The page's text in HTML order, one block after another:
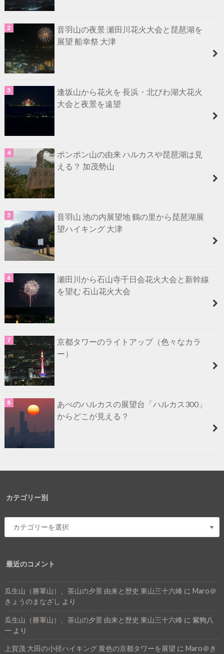
音羽山の夜景 瀬田川花火大会と琵琶湖を
展望 船幸祭 大津
逢坂山から花火を 長浜・北びわ湖大花火
大会と夜景を遠望
ポンポン山の由来 ハルカスや琵琶湖は見
える？ 加茂勢山
音羽山 池の内展望地 鶴の里から琵琶湖展
望ハイキング 大津
瀬田川から石山寺千日会花火大会と新幹線
を望む 石山花火大会
京都タワーのライトアップ（色々なカラ
ー）
あべのハルカスの展望台「ハルカス300」
からどこが見える？
カテゴリー別
最近のコメント
瓜生山（勝軍山）、茶山の夕景 由来と歴史 東山三十六峰 に Maro＠
きょうのまなざし より
瓜生山（勝軍山）、茶山の夕景 由来と歴史 東山三十六峰 に 紫狗八
一 より
上賀茂 大田の小径ハイキング 黄色の京都タワーを展望 に Maro＠き